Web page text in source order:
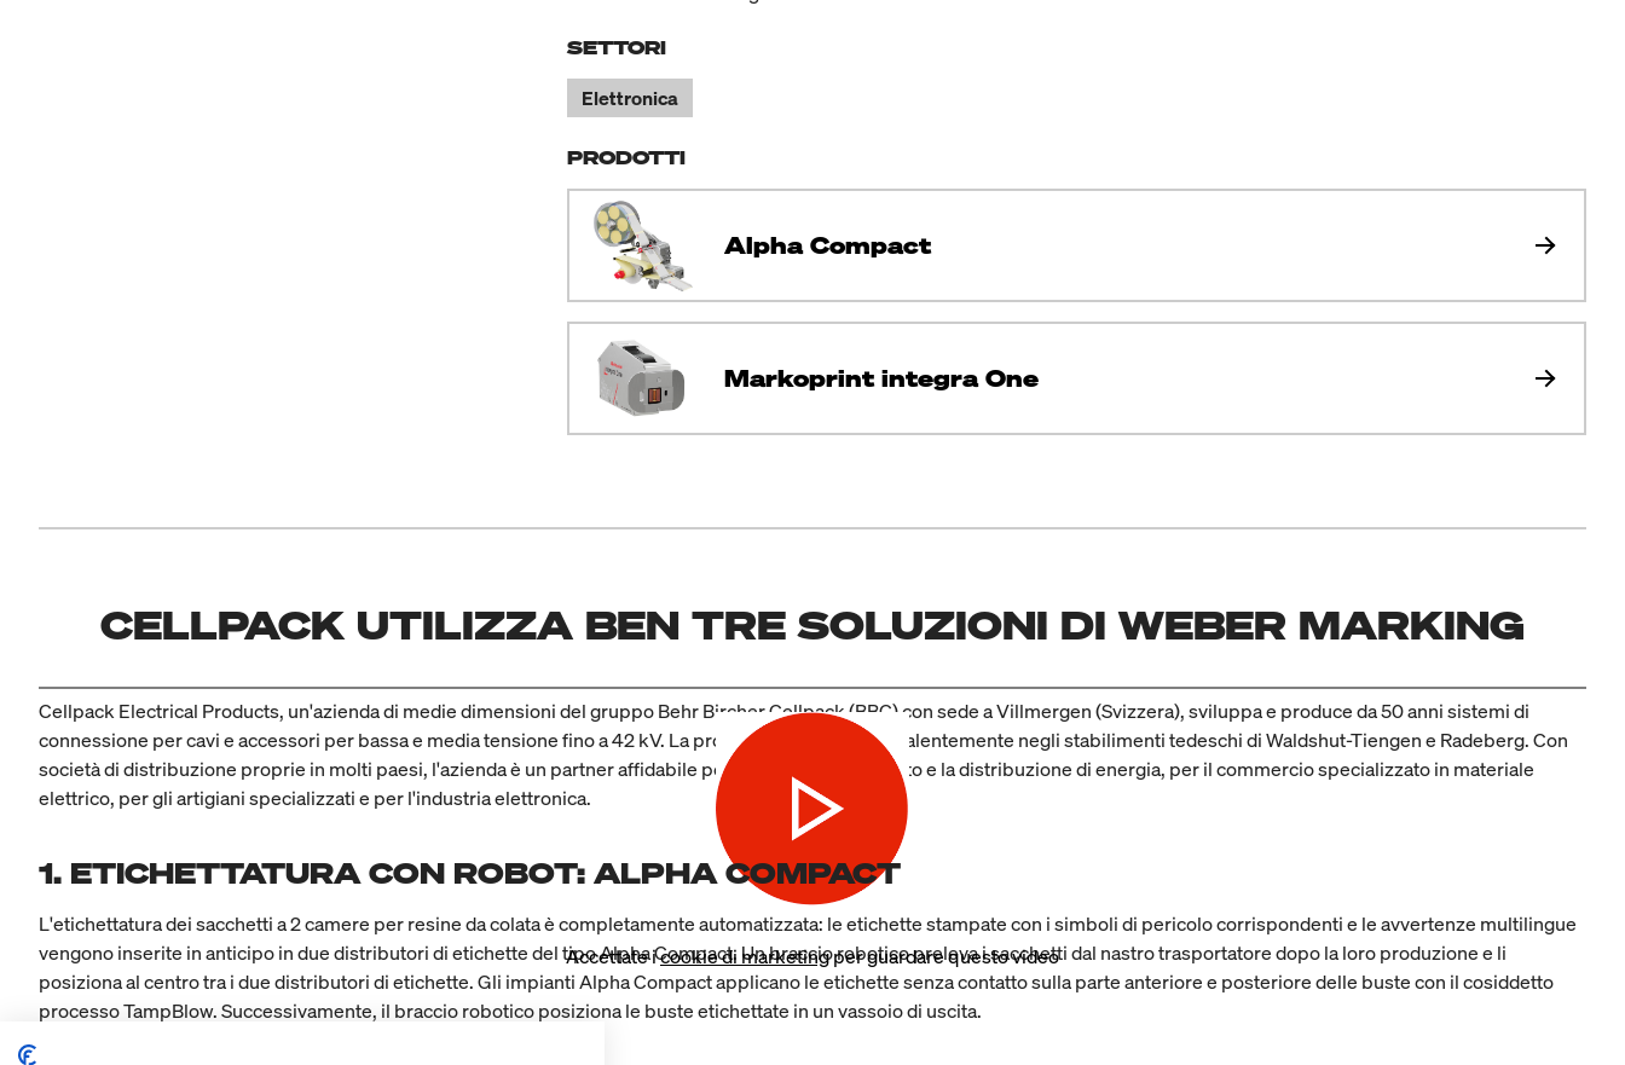
SETTORI
Elettronica
PRODOTTI
Alpha Compact
Markoprint integra One
CELLPACK UTILIZZA BEN TRE SOLUZIONI DI WEBER MARKING
Accettate icookie di marketingper guardare questo video
Cellpack Electrical Products, un'azienda di medie dimensioni del gruppo Behr Bircher Cellpack (BBC) con sede a Villmergen (Svizzera), sviluppa e produce da 50 anni sistemi di
connessione per cavi e accessori per bassa e media tensione fino a 42 kV. La produzione avviene prevalentemente negli stabilimenti tedeschi di Waldshut-Tiengen e Radeberg. Con
società di distribuzione proprie in molti paesi, l'azienda è un partner affidabile per l'approvvigionamento e la distribuzione di energia, per il commercio specializzato in materiale
elettrico, per gli artigiani specializzati e per l'industria elettronica.
1. ETICHETTATURA CON ROBOT: ALPHA COMPACT
L'etichettatura dei sacchetti a 2 camere per resine da colata è completamente automatizzata: le etichette stampate con i simboli di pericolo corrispondenti e le avvertenze multilingue
vengono inserite in anticipo in due distributori di etichette del tipo Alpha Compact. Un braccio robotico preleva i sacchetti dal nastro trasportatore dopo la loro produzione e li
posiziona al centro tra i due distributori di etichette. Gli impianti Alpha Compact applicano le etichette senza contatto sulla parte anteriore e posteriore delle buste con il cosiddetto
processo TampBlow. Successivamente, il braccio robotico posiziona le buste etichettate in un vassoio di uscita.